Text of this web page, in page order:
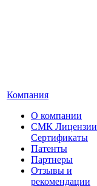
Компания
О компании
СМК Лицензии
Сертификаты
Патенты
Партнеры
Отзывы и
рекомендации